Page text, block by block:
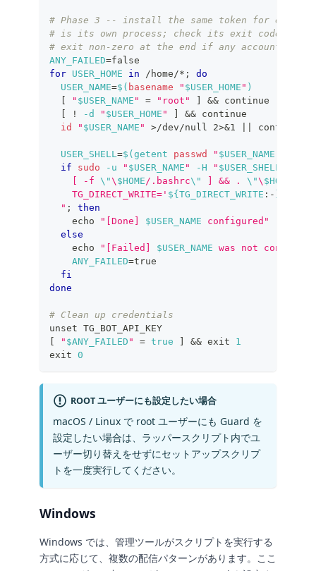
# Phase 3 -- install the same token for every
# is its own process; check its exit code,
# exit non-zero at the end if any account
ANY_FAILED=false
for USER_HOME in /home/* ;
do
USER_NAME=$( basename " $USER_HOME " )
" $USER_NAME " = "root" && continue
! -d " $USER_HOME " && continue
id
" $USER_NAME " >/dev/null 2>&1 continue
USER_SHELL =$( getent passwd " $USER_NAME
if
sudo -u " $USER_NAME " -H " $USER_SHELL
    [ -f
\"\ $HOME /.bashrc\" ] && . \"\ $HOME
    TG_DIRECT_WRITE='
${TG_DIRECT_WRITE :-
  "
;
then
echo
"[Done] $USER_NAME configured"
else
echo
"[Failed] $USER_NAME was not
ANY_FAILED=true
fi
done
# Clean up credentials
unset TG_BOT_API_KEY
" $ANY_FAILED " = true && exit
1
exit 0
ROOT ユーザーにも設定したい場合
macOS / Linux で root ユーザーにも Guard を
設定したい場合は、ラッパースクリプト内でユ
ーザー切り替えをせずにセットアップスクリプ
トを一度実行してください。
Windows
Windows では、管理ツールがスクリプトを実行する
方式に応じて、複数の配信パターンがあります。ここ